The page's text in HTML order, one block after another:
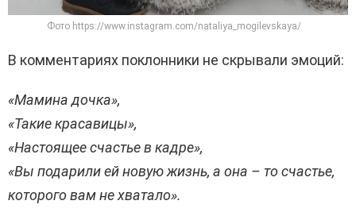
Фото https://www.instagram.com/nataliya_mogilevskaya/
В комментариях поклонники не скрывали эмоций:
«Мамина дочка»,
«Такие красавицы»,
«Настоящее счастье в кадре»,
«Вы подарили ей новую жизнь, а она – то счастье,
которого вам не хватало».